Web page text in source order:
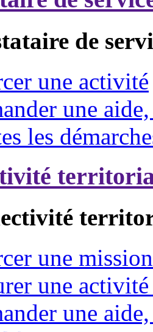
de
une activité
une
les
une mission
une
une